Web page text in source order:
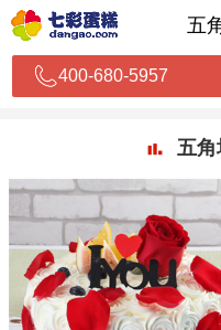
五
400-680-5957
五角